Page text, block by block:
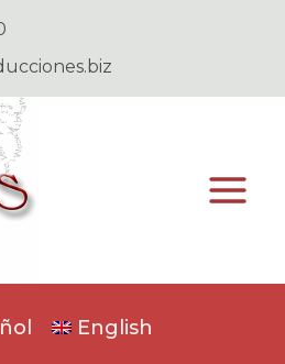
English